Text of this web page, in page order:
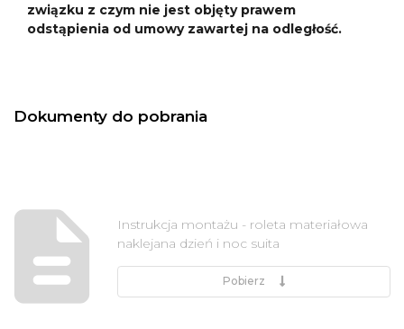
związku z czym nie jest objęty prawem
odstąpienia od umowy zawartej na odległość.
Dokumenty do pobrania
Instrukcja montażu - roleta materiałowa
naklejana dzień i noc suita
Pobierz